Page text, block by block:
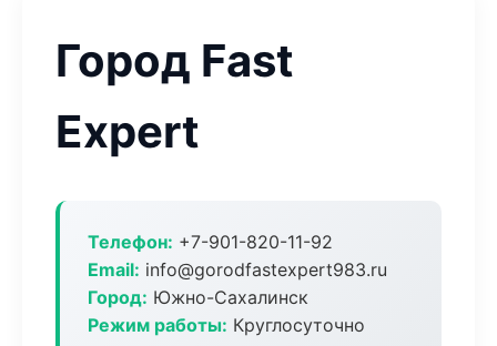
Город Fast
Expert
Телефон: +7-901-820-11-92
Email: info@gorodfastexpert983.ru
Город: Южно-Сахалинск
Режим работы: Круглосуточно